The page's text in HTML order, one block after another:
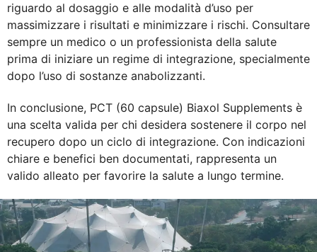
riguardo al dosaggio e alle modalità d’uso per
massimizzare i risultati e minimizzare i rischi. Consultare
sempre un medico o un professionista della salute
prima di iniziare un regime di integrazione, specialmente
dopo l’uso di sostanze anabolizzanti.
In conclusione, PCT (60 capsule) Biaxol Supplements è
una scelta valida per chi desidera sostenere il corpo nel
recupero dopo un ciclo di integrazione. Con indicazioni
chiare e benefici ben documentati, rappresenta un
valido alleato per favorire la salute a lungo termine.